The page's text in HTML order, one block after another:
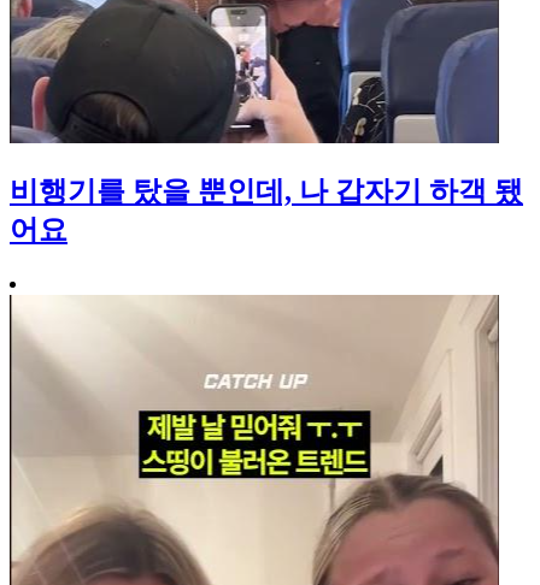
비행기를 탔을 뿐인데, 나 갑자기 하객 됐
어요